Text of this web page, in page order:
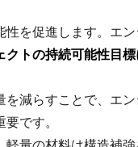
を促進します。エ
トの持続可能性目標
減らすことで、エ
です。